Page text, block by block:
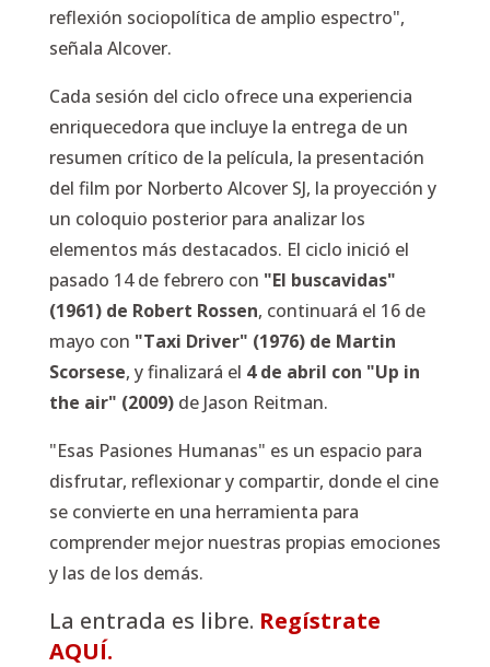
reflexión sociopolítica de amplio espectro",
señala Alcover.
Cada sesión del ciclo ofrece una experiencia
enriquecedora que incluye la entrega de un
resumen crítico de la película, la presentación
del film por Norberto Alcover SJ, la proyección y
un coloquio posterior para analizar los
elementos más destacados. El ciclo inició el
pasado 14 de febrero con "El buscavidas"
(1961) de Robert Rossen, continuará el 16 de
mayo con "Taxi Driver" (1976) de Martin
Scorsese, y finalizará el 4 de abril con "Up in
the air" (2009)de Jason Reitman.
"Esas Pasiones Humanas" es un espacio para
disfrutar, reflexionar y compartir, donde el cine
se convierte en una herramienta para
comprender mejor nuestras propias emociones
y las de los demás.
La entrada es libre. Regístrate
AQUÍ.